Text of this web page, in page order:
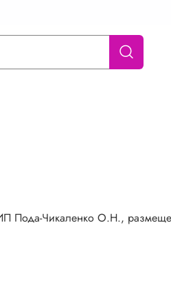
Пода-Чикаленко О.Н.,